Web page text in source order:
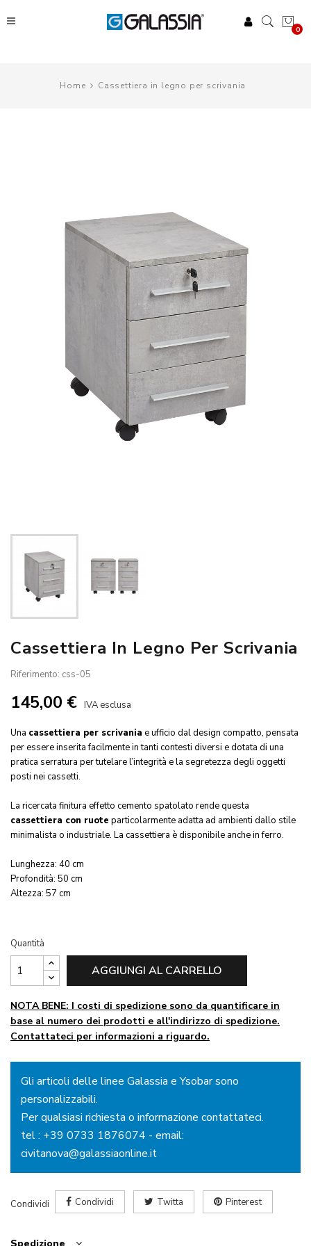
0
Home Cassettiera in legno per scrivania
Cassettiera In Legno Per Scrivania
Riferimento: css-05
145,00 € IVA esclusa
Una cassettiera per scrivania e ufficio dal design compatto, pensata
per essere inserita facilmente in tanti contesti diversi e dotata di una
pratica serratura per tutelare l’integrità e la segretezza degli oggetti
posti nei cassetti.
La ricercata finitura effetto cemento spatolato rende questa
cassettiera con ruote particolarmente adatta ad ambienti dallo stile
minimalista o industriale. La cassettiera è disponibile anche in ferro.
Lunghezza: 40 cm
Profondità: 50 cm
Altezza: 57 cm
Quantità
AGGIUNGI AL CARRELLO
NOTA BENE: I costi di spedizione sono da quantificare in
base al numero dei prodotti e all'indirizzo di spedizione.
Contattateci per informazioni a riguardo.
Gli articoli delle linee Galassia e Ysobar sono
personalizzabili.
Per qualsiasi richiesta o informazione contattateci.
tel : +39 0733 1876074 - email:
civitanova@galassiaonline.it
Condividi Condividi Twitta Pinterest